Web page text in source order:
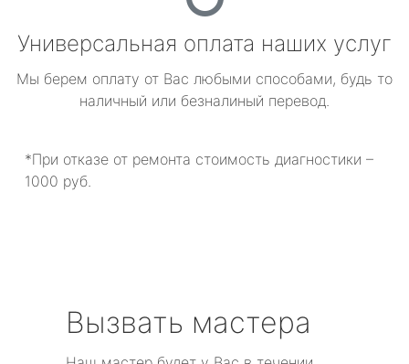
Универсальная оплата наших услуг
Мы берем оплату от Вас любыми способами, будь то
наличный или безналиный перевод.
*При отказе от ремонта стоимость диагностики –
1000 руб.
Вызвать мастера